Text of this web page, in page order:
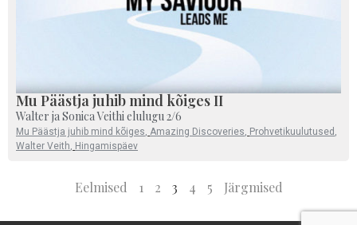
Mu Päästja juhib mind kõiges II
Walter ja Sonica Veithi elulugu 2/6
Mu Päästja juhib mind kõiges, Amazing Discoveries, Prohvetikuulutused ,
Walter Veith, Hingamispäev
Eelmised 1 2 3 4 5 Järgmised